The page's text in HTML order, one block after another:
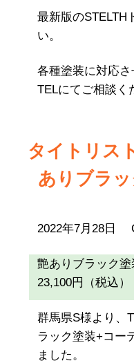
最新版のSTELTH
い。
各種塗装に対応
TELにてご相談く
タイトリス
ありブラ
2022年7月28日
艶ありブラック塗
23,100円（税込）
群馬県S様より、
ラック塗装+コー
ました。